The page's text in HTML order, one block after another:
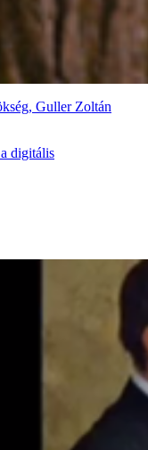
Guller Zoltán
digitális